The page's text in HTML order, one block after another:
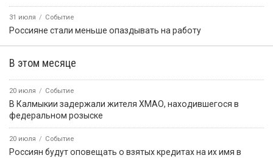
31 июля Событие
Россияне стали меньше опаздывать на работу
В этом месяце
20 июля Событие
В Калмыкии задержали жителя ХМАО, находившегося в
федеральном розыске
20 июля Событие
Россиян будут оповещать о взятых кредитах на их имя в